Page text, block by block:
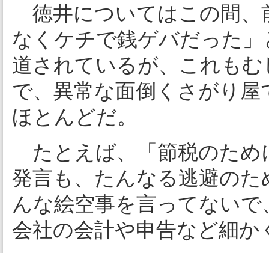
徳井についてはこの間、
なくケチで銭ゲバだった
道されているが、これも
で、異常な面倒くさがり
ほとんどだ。
たとえば、「節税のため
発言も、たんなる逃避の
んな絵空事を言ってない
会社の会計や申告など細